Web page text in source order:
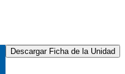
Descargar Ficha de la Unidad